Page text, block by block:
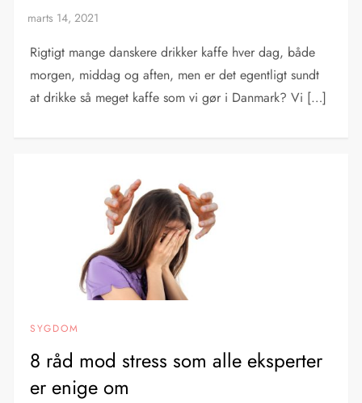
Rigtigt mange danskere drikker kaffe hver dag, både
morgen, middag og aften, men er det egentligt sundt
at drikke så meget kaffe som vi gør i Danmark? Vi […]
SYGDOM
8 råd mod stress som alle eksperter
er enige om